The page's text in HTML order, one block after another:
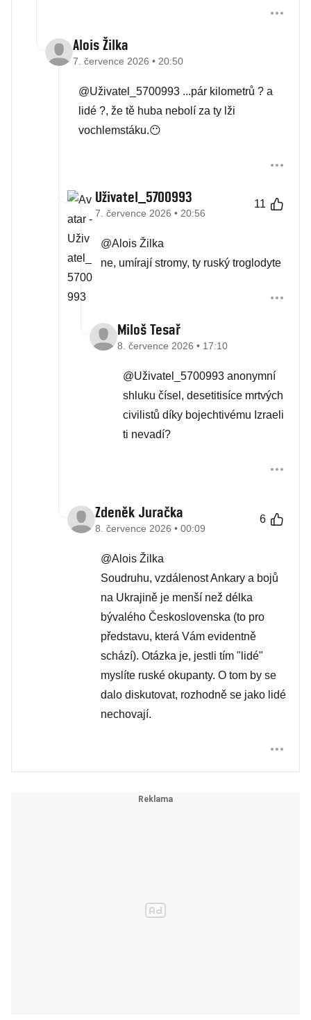
Alois Žilka
7. července 2026 • 20:50
@Uživatel_5700993 ...pár kilometrů ? a
lidé ?, že tě huba nebolí za ty lži
vochlemstáku.😶
Uživatel_5700993
7. července 2026 • 20:56
11
@Alois Žilka
ne, umírají stromy, ty ruský troglodyte
Miloš Tesař
8. července 2026 • 17:10
@Uživatel_5700993 anonymní
shluku čísel, desetitisíce mrtvých
civilistů díky bojechtivému Izraeli
ti nevadí?
Zdeněk Juračka
8. července 2026 • 00:09
6
@Alois Žilka
Soudruhu, vzdálenost Ankary a bojů
na Ukrajině je menší než délka
bývalého Československa (to pro
představu, která Vám evidentně
schází). Otázka je, jestli tím "lidé"
myslíte ruské okupanty. O tom by se
dalo diskutovat, rozhodně se jako lidé
nechovají.